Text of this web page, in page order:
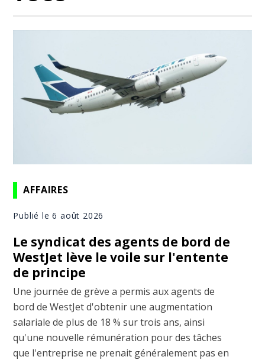
AFFAIRES
Publié le 6 août 2026
Le syndicat des agents de bord de
WestJet lève le voile sur l'entente
de principe
Une journée de grève a permis aux agents de
bord de WestJet d'obtenir une augmentation
salariale de plus de 18 % sur trois ans, ainsi
qu'une nouvelle rémunération pour des tâches
que l'entreprise ne prenait généralement pas en